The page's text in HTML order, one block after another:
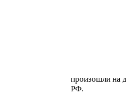
произошли на
РФ.